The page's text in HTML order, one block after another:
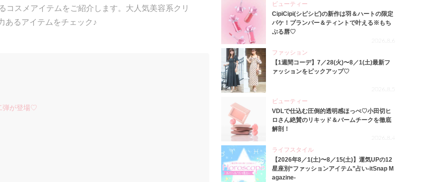
コスメアイテムをご紹介します。大人気美容系クリ
あるアイテムをチェック♪
弾が登場♡
ビューティー
CipiCipi(シピシピ)の新作は羽＆ハートの限定
パケ！プランパー＆ティントで叶える※もち
ぷる唇♡
2026.8.6
ファッション
【1週間コーデ】7／28(火)〜8／1(土)最新フ
ァッションをピックアップ♡
2026.8.5
ビューティー
VDLで仕込む圧倒的透明感ほっぺ♡小田切ヒ
ロさん絶賛のリキッド＆バームチークを徹底
解剖！
2026.8.4
ライフスタイル
【2026年8／1(土)〜8／15(土)】運気UPの12
星座別“ファッションアイテム”占い-itSnap M
agazine-